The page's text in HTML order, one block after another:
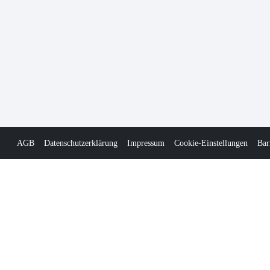
AGB Datenschutzerklärung Impressum Cookie-Einstellungen